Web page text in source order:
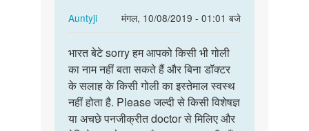
Auntyji
मंगल, 10/08/2019 - 01:01 बजे
In
to
मेरी
वाइफ
को
1
भारत
बेटे
sorry
हम
आपको
भारत बेटे sorry हम आपको किसी भी गोली
का नाम नहीं बता सकते हैं और बिना डॉक्टर
के सलाह के किसी गोली का इस्तेमाल स्वस्थ
नहीं होता है. Please जल्दी से किसी विशेषज्ञ
या अचछे पनजीक्रीत doctor से मिलिए और